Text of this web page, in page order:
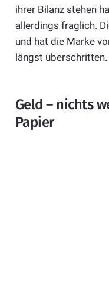
ihrer Bilanz stehen
allerdings fraglich.
und hat die Marke
längst überschritten.
Geld – nichts
Papier